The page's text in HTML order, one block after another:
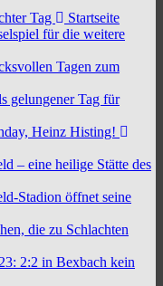
Tag
Startseite
für die weitere
Tagen zum
gelungener Tag für
Heinz Histing!
– eine heilige Stätte des
Stadion öffnet seine
die zu Schlachten
2:2 in Bexbach kein